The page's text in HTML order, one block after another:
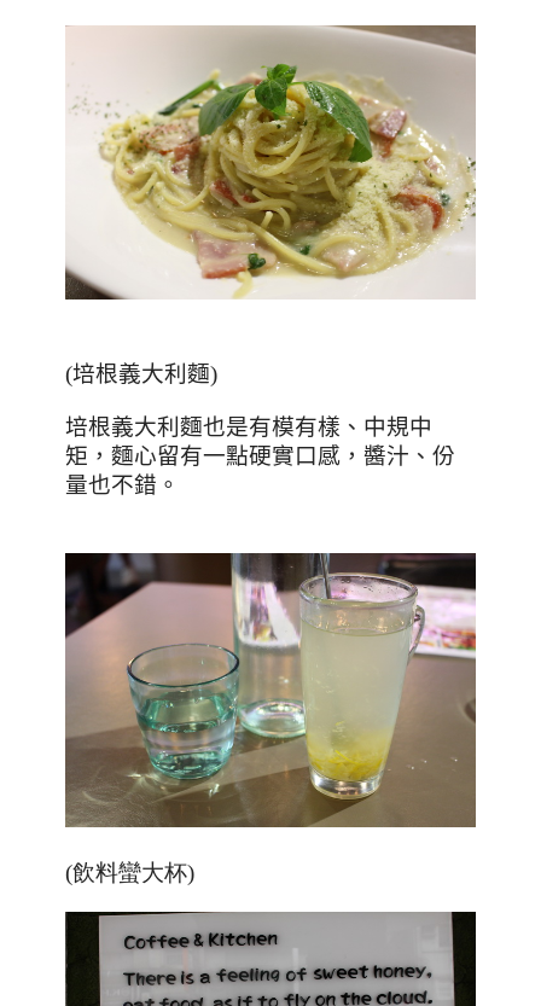
(培根義大利麵)
培根義大利麵也是有模有樣、中規中
矩，麵心留有一點硬實口感，醬汁、份
量也不錯。
(飲料蠻大杯)